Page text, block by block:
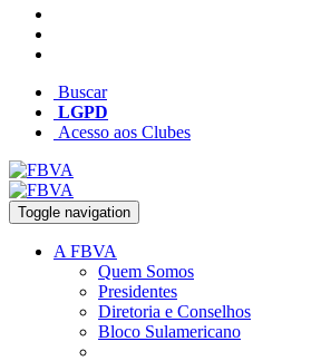
Buscar
LGPD
Acesso aos Clubes
Toggle navigation
A FBVA
Quem Somos
Presidentes
Diretoria e Conselhos
Bloco Sulamericano